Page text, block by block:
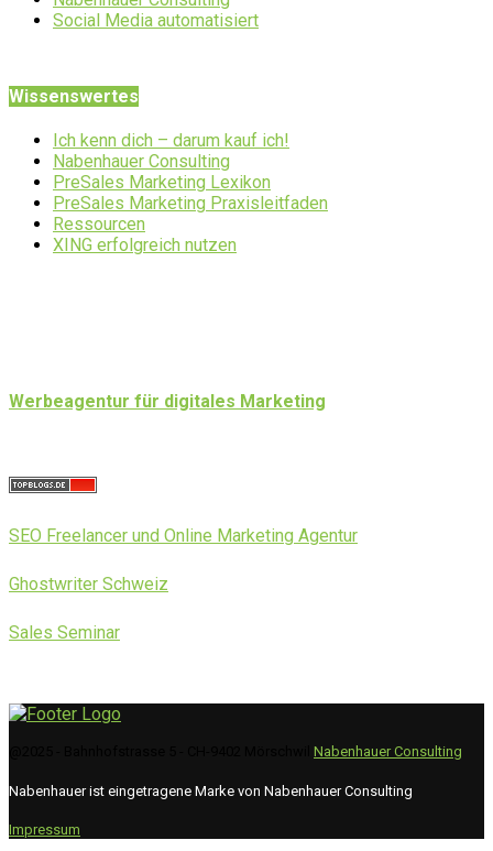
Social Media automatisiert
Wissenswertes
Ich kenn dich – darum kauf ich!
Nabenhauer Consulting
PreSales Marketing Lexikon
PreSales Marketing Praxisleitfaden
Ressourcen
XING erfolgreich nutzen
Werbeagentur für digitales Marketing
SEO Freelancer und Online Marketing Agentur
Ghostwriter Schweiz
Sales Seminar
Nabenhauer Consulting
Nabenhauer ist eingetragene Marke von Nabenhauer Consulting
Impressum